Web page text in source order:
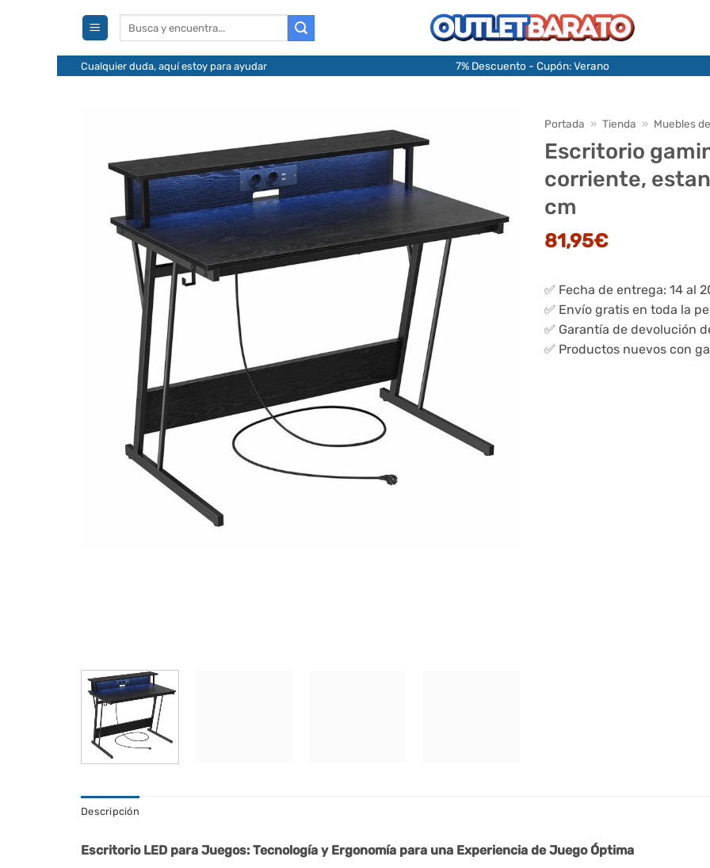
Cualquier duda, aquí estoy para ayudar 7% Descuento - Cupón: Verano
Portada » Tienda » Muebles
Escritorio
corriente,
cm
81,95€
✅ Fecha de entrega: 14 al
✅ Envío gratis en toda la
✅ Garantía de devolución
✅ Productos nuevos con
Descripción
Escritorio LED para Juegos: Tecnología y Ergonomía para una Experiencia de Juego Óptima